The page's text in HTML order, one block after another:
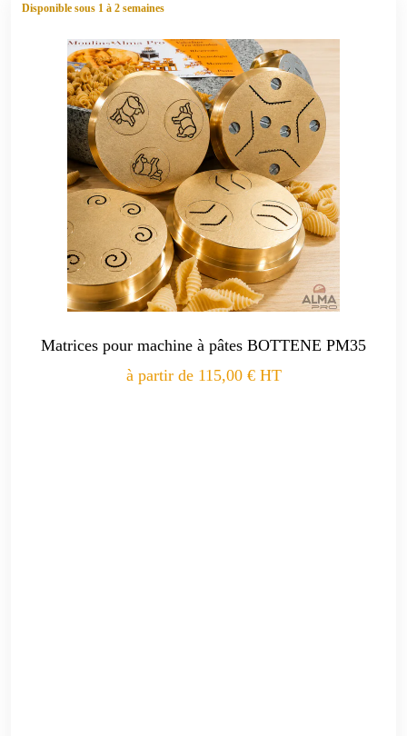
Disponible sous 1 à 2 semaines
Matrices pour machine à pâtes BOTTENE PM35
à partir de 115,00 €HT